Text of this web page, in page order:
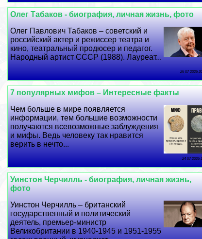
Олег Табаков - биография, личная жизнь, фото
Олег Павлович Табаков – советский и
российский актер и режиссер театра и
кино, театральный продюсер и педагог.
Народный артист СССР (1988). Лауреат...
26 07 2026
7 популярных мифов – Интересные факты
Чем больше в мире появляется
информации, тем большие возможности
получаются всевозможные заблуждения
и мифы. Ведь человеку так нравится
верить в нечто...
24 07 2026
Уинстон Черчилль - биография, личная жизнь,
фото
Уинстон Черчилль – британский
государственный и политический
деятель, премьер-министр
Великобритании в 1940-1945 и 1951-1955